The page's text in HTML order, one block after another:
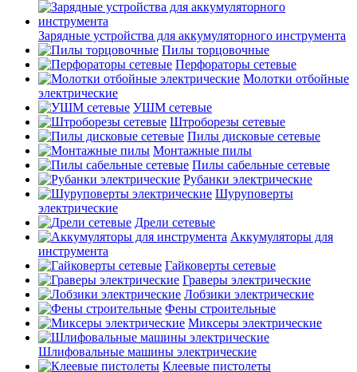
Зарядные устройства для аккумуляторного инструмента
Пилы торцовочные
Перфораторы сетевые
Молотки отбойные
электрические
УШМ сетевые
Штроборезы сетевые
Пилы дисковые сетевые
Монтажные пилы
Пилы сабельные сетевые
Рубанки электрические
Шуруповерты
электрические
Дрели сетевые
Аккумуляторы для
инструмента
Гайковерты сетевые
Граверы электрические
Лобзики электрические
Фены строительные
Миксеры электрические
Шлифовальные машины электрические
Клеевые пистолеты